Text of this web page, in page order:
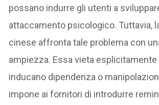
possano indurre gli utenti a
attaccamento psicologico. Tuttavia,
cinese affronta tale problema con
ampiezza. Essa vieta
inducano dipendenza o
impone ai fornitori di introdurre